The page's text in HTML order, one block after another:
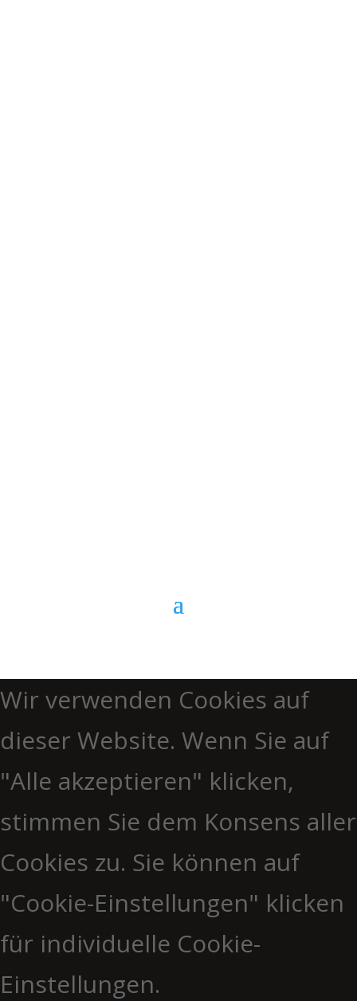
Wir verwenden Cookies auf
dieser Website. Wenn Sie auf
"Alle akzeptieren" klicken,
stimmen Sie dem Konsens aller
Cookies zu. Sie können auf
"Cookie-Einstellungen" klicken
für individuelle Cookie-
Einstellungen.